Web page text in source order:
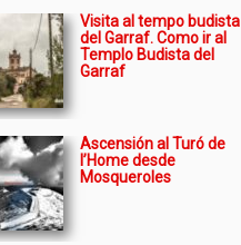
Visita al tempo budista
del Garraf. Como ir al
Templo Budista del
Garraf
Ascensión al Turó de
l’Home desde
Mosqueroles